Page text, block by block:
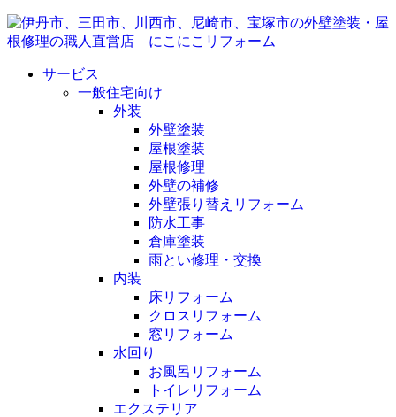
サービス
一般住宅向け
外装
外壁塗装
屋根塗装
屋根修理
外壁の補修
外壁張り替えリフォーム
防水工事
倉庫塗装
雨とい修理・交換
内装
床リフォーム
クロスリフォーム
窓リフォーム
水回り
お風呂リフォーム
トイレリフォーム
エクステリア